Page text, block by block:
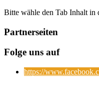
Bitte wähle den Tab Inhalt in
Partnerseiten
Folge uns auf
https://